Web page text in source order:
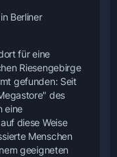
Berliner
für eine
Riesengebirge
gefunden: Seit
des
eine
diese Weise
Menschen
geeigneten